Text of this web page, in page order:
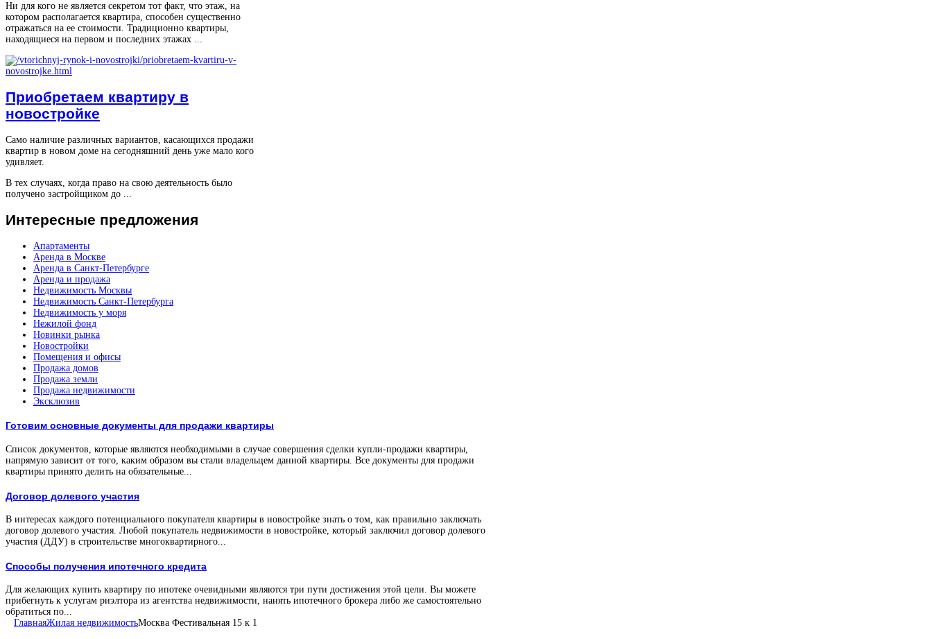
Ни для кого не является секретом тот факт, что этаж, на
котором располагается квартира, способен существенно
отражаться на ее стоимости. Традиционно квартиры,
находящиеся на первом и последних этажах ...
Приобретаем квартиру в
новостройке
Само наличие различных вариантов, касающихся продажи
квартир в новом доме на сегодняшний день уже мало кого
удивляет.
В тех случаях, когда право на свою деятельность было
получено застройщиком до ...
Интересные предложения
Апартаменты
Аренда в Москве
Аренда в Санкт-Петербурге
Аренда и продажа
Недвижимость Москвы
Недвижимость Санкт-Петербурга
Недвижимость у моря
Нежилой фонд
Новинки рынка
Новостройки
Помещения и офисы
Продажа домов
Продажа земли
Продажа недвижимости
Эксклюзив
Готовим основные документы для продажи квартиры
Список документов, которые являются необходимыми в случае совершения сделки купли-продажи квартиры,
напрямую зависит от того, каким образом вы стали владельцем данной квартиры. Все документы для продажи
квартиры принято делить на обязательные...
Договор долевого участия
В интересах каждого потенциального покупателя квартиры в новостройке знать о том, как правильно заключать
договор долевого участия. Любой покупатель недвижимости в новостройке, который заключил договор долевого
участия (ДДУ) в строительстве многоквартирного...
Способы получения ипотечного кредита
Для желающих купить квартиру по ипотеке очевидными являются три пути достижения этой цели. Вы можете
прибегнуть к услугам риэлтора из агентства недвижимости, нанять ипотечного брокера либо же самостоятельно
обратиться по...
ГлавнаяЖилая недвижимостьМосква Фестивальная 15 к 1